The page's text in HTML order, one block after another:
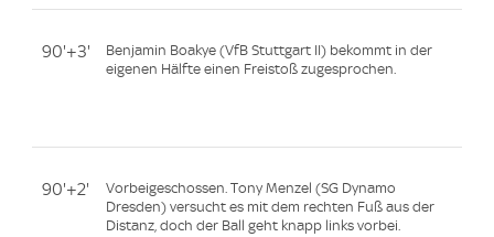
90'+3'
Benjamin Boakye (VfB Stuttgart II) bekommt in der
eigenen Hälfte einen Freistoß zugesprochen.
90'+2'
Vorbeigeschossen. Tony Menzel (SG Dynamo
Dresden) versucht es mit dem rechten Fuß aus der
Distanz, doch der Ball geht knapp links vorbei.